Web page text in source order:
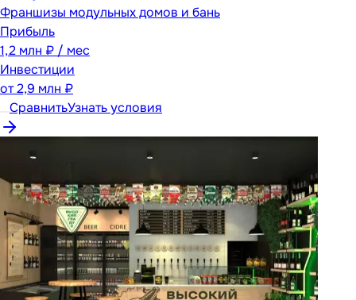
Франшизы модульных домов и бань
Прибыль
1,2 млн ₽ / мес
Инвестиции
от2,9 млн ₽
СравнитьУзнать условия